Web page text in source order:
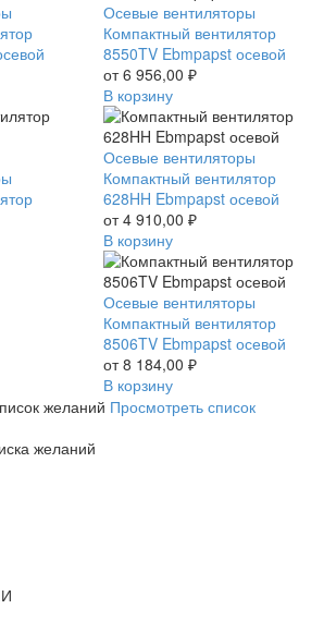
Компактный
вентилятор
8550TV
Ebmpapst
осевой
Осевые вентиляторы
Компактный вентилятор
8550TV Ebmpapst осевой
от6 956,00 ₽
В корзину
Компактный
вентилятор
628HH
Ebmpapst
осевой
Осевые вентиляторы
Компактный вентилятор
628HH Ebmpapst осевой
от4 910,00 ₽
В корзину
Компактный
вентилятор
8506TV
Ebmpapst
осевой
Осевые вентиляторы
Компактный вентилятор
8506TV Ebmpapst осевой
от8 184,00 ₽
В корзину
желаний Просмотреть список
желаний